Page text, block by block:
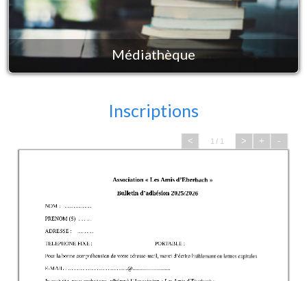
Médiathèque
Inscriptions
< 1 / 1 > + -